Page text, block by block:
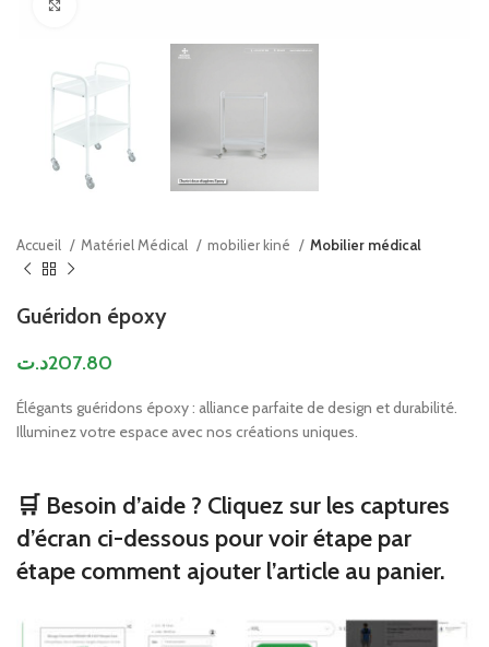
Accueil Matériel Médical mobilier kiné Mobilier médical
Guéridon époxy
207.80د.ت
Élégants guéridons époxy : alliance parfaite de design et durabilité.
Illuminez votre espace avec nos créations uniques.
🛒 Besoin d’aide ? Cliquez sur les captures
d’écran ci-dessous pour voir étape par
étape comment ajouter l’article au panier.